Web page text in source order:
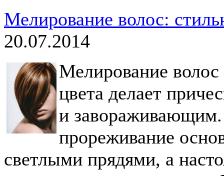
Мелирование волос:
20.07.2014
Мелирование
цвета делает
и завораживающим.
прореживание
светлыми прядями, а